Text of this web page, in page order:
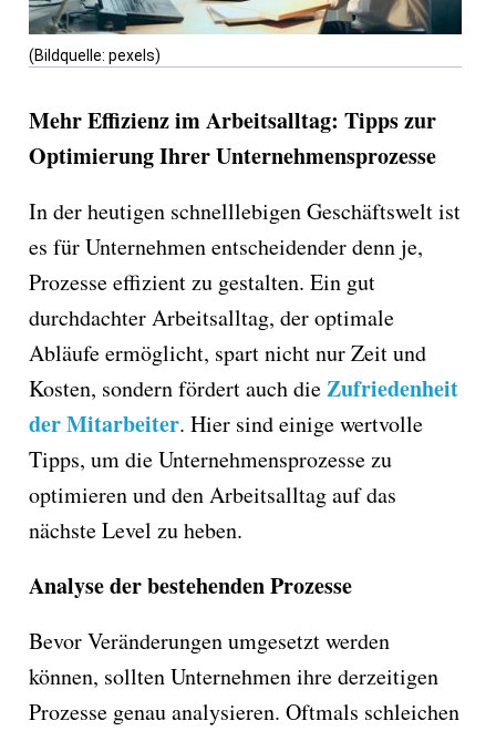
(Bildquelle: pexels)
Mehr Effizienz im Arbeitsalltag: Tipps zur
Optimierung Ihrer Unternehmensprozesse
In der heutigen schnelllebigen Geschäftswelt ist
es für Unternehmen entscheidender denn je,
Prozesse effizient zu gestalten. Ein gut
durchdachter Arbeitsalltag, der optimale
Abläufe ermöglicht, spart nicht nur Zeit und
Kosten, sondern fördert auch dieZufriedenheit
der Mitarbeiter. Hier sind einige wertvolle
Tipps, um die Unternehmensprozesse zu
optimieren und den Arbeitsalltag auf das
nächste Level zu heben.
Analyse der bestehenden Prozesse
Bevor Veränderungen umgesetzt werden
können, sollten Unternehmen ihre derzeitigen
Prozesse genau analysieren. Oftmals schleichen